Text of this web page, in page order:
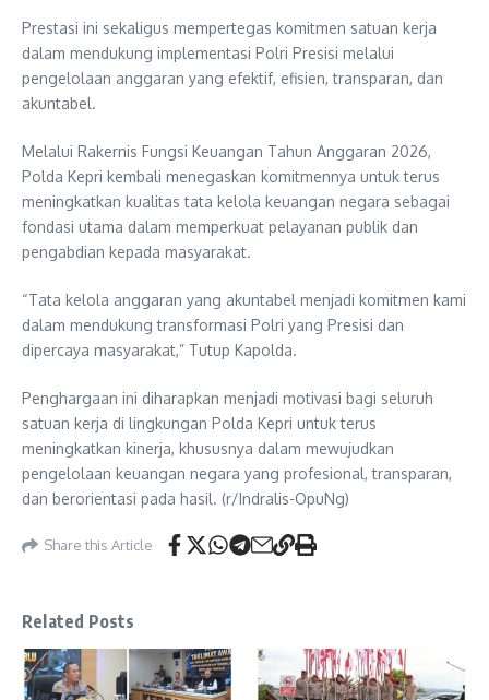
Prestasi ini sekaligus mempertegas komitmen satuan kerja
dalam mendukung implementasi Polri Presisi melalui
pengelolaan anggaran yang efektif, efisien, transparan, dan
akuntabel.
Melalui Rakernis Fungsi Keuangan Tahun Anggaran 2026,
Polda Kepri kembali menegaskan komitmennya untuk terus
meningkatkan kualitas tata kelola keuangan negara sebagai
fondasi utama dalam memperkuat pelayanan publik dan
pengabdian kepada masyarakat.
“Tata kelola anggaran yang akuntabel menjadi komitmen kami
dalam mendukung transformasi Polri yang Presisi dan
dipercaya masyarakat,” Tutup Kapolda.
Penghargaan ini diharapkan menjadi motivasi bagi seluruh
satuan kerja di lingkungan Polda Kepri untuk terus
meningkatkan kinerja, khususnya dalam mewujudkan
pengelolaan keuangan negara yang profesional, transparan,
dan berorientasi pada hasil. (r/Indralis-OpuNg)
Share this Article
Related Posts